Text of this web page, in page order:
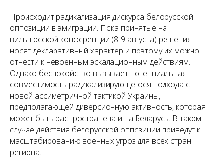
Происходит радикализация дискурса белорусской
оппозиции в эмиграции. Пока принятые на
вильнюсской конференции (8-9 августа) решения
носят декларативный характер и поэтому их можно
отнести к невоенным эскалационным действиям.
Однако беспокойство вызывает потенциальная
совместимость радикализирующегося подхода с
новой ассиметричной тактикой Украины,
предполагающей диверсионную активность, которая
может быть распространена и на Беларусь. В таком
случае действия белорусской оппозиции приведут к
масштабированию военных угроз для всех стран
региона.